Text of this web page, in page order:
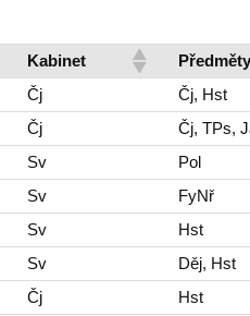
Kabinet
Předměty
Čj
Čj, Hst
Čj
Čj, TPs,
Sv
Pol
Sv
FyNř
Sv
Hst
Sv
Děj, Hst
Čj
Hst